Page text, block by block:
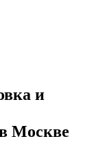
и
Москве